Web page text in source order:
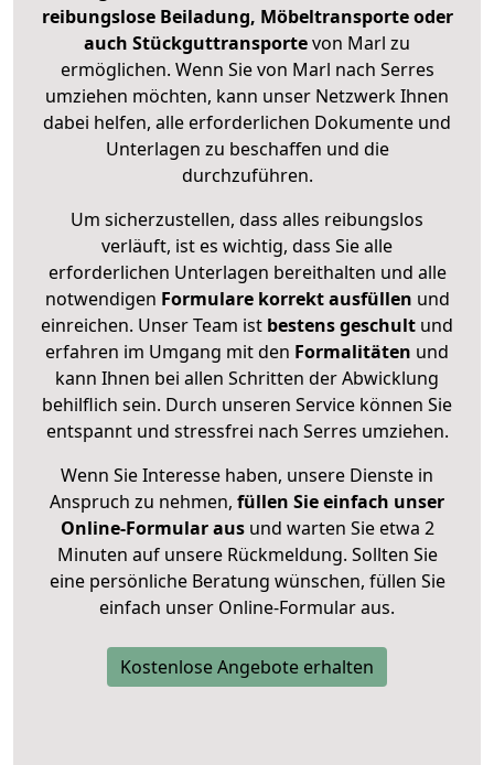
reibungslose Beiladung, Möbeltransporte oder
auch Stückguttransportevon Marl zu
ermöglichen. Wenn Sie von Marl nach Serres
umziehen möchten, kann unser Netzwerk Ihnen
dabei helfen, alle erforderlichen Dokumente und
Unterlagen zu beschaffen und die
durchzuführen.
Um sicherzustellen, dass alles reibungslos
verläuft, ist es wichtig, dass Sie alle
erforderlichen Unterlagen bereithalten und alle
notwendigen Formulare korrekt ausfüllen und
einreichen. Unser Team ist bestens geschult und
erfahren im Umgang mit den Formalitäten und
kann Ihnen bei allen Schritten der Abwicklung
behilflich sein. Durch unseren Service können Sie
entspannt und stressfrei nach Serres umziehen.
Wenn Sie Interesse haben, unsere Dienste in
Anspruch zu nehmen, füllen Sie einfach unser
Online-Formular ausund warten Sie etwa 2
Minuten auf unsere Rückmeldung. Sollten Sie
eine persönliche Beratung wünschen, füllen Sie
einfach unser Online-Formular aus.
Kostenlose Angebote erhalten